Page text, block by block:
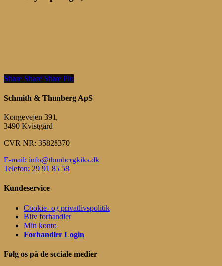
Share
Share Share Share Pin
Schmith & Thunberg ApS
Kongevejen 391,
3490 Kvistgård
CVR NR: 35828370
E-mail: info@thunbergkiks.dk
Telefon: 29 91 85 58
Kundeservice
Cookie- og privatlivspolitik
Bliv forhandler
Min konto
Forhandler Login
Følg os på de sociale medier